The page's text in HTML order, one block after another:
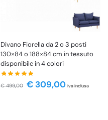
Divano Fiorella da 2 o 3 posti
130×84 o 188×84 cm in tessuto
disponibile in 4 colori
€499,00 € 309,00 iva inclusa